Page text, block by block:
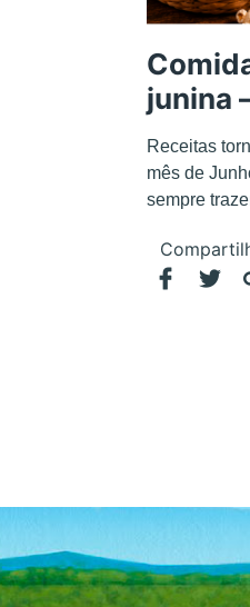
junina
Receitas
mês de
sempre